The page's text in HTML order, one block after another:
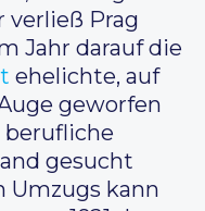
verließ Prag
Jahr darauf die
ehelichte, auf
geworfen
berufliche
gesucht
Umzugs kann